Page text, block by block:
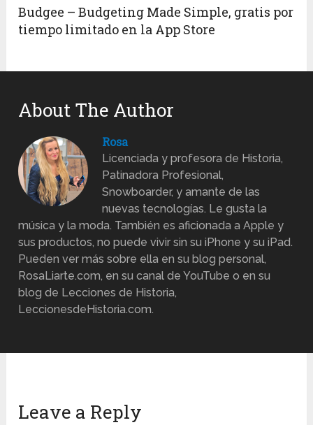
Budgee – Budgeting Made Simple, gratis por
tiempo limitado en la App Store
About The Author
Rosa
Licenciada y profesora de Historia,
Patinadora Profesional,
Snowboarder, y amante de las
nuevas tecnologías. Le gusta la
música y la moda. También es aficionada a Apple y
sus productos, no puede vivir sin su iPhone y su iPad.
Pueden ver más sobre ella en su blog personal,
RosaLiarte.com, en su canal de YouTube o en su
blog de Lecciones de Historia,
LeccionesdeHistoria.com.
Leave a Reply